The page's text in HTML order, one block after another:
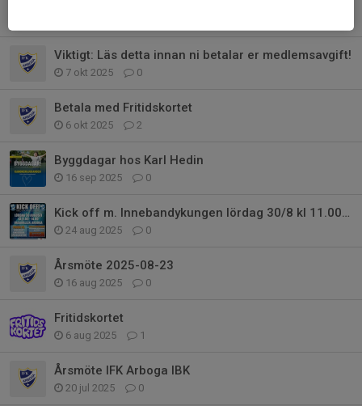
Viktigt: Läs detta innan ni betalar er medlemsavgift!
7 okt 2025 0
Betala med Fritidskortet
6 okt 2025 2
Byggdagar hos Karl Hedin
16 sep 2025 0
Kick off m. Innebandykungen lördag 30/8 kl 11.00-14.00
24 aug 2025 0
Årsmöte 2025-08-23
16 aug 2025 0
Fritidskortet
6 aug 2025 1
Årsmöte IFK Arboga IBK
20 jul 2025 0